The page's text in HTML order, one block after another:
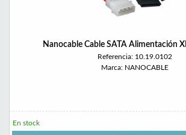
Nanocable Cable SATA Alimentación
Referencia: 10.19.0102
Marca: NANOCABLE
En stock